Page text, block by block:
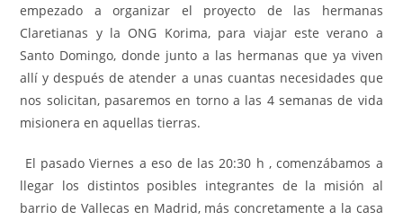
empezado a organizar el proyecto de las hermanas
Claretianas y la ONG Korima, para viajar este verano a
Santo Domingo, donde junto a las hermanas que ya viven
allí y después de atender a unas cuantas necesidades que
nos solicitan, pasaremos en torno a las 4 semanas de vida
misionera en aquellas tierras.
El pasado Viernes a eso de las 20:30 h , comenzábamos a
llegar los distintos posibles integrantes de la misión al
barrio de Vallecas en Madrid, más concretamente a la casa